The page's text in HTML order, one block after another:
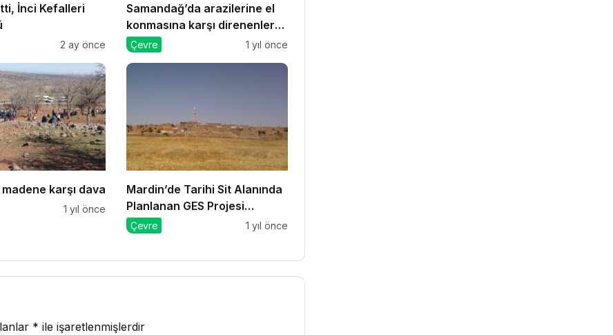
İnci Kefalleri
2 ay önce
Samandağ’da arazilerine el
konmasına karşı direnenlere
jandarma müdahale etti
Çevre 1 yıl önce
madene karşı dava
1 yıl önce
Mardin’de Tarihi Sit Alanında
Planlanan GES Projesi
Mahkeme Kararıyla
Çevre 1 yıl önce
* ile işaretlenmişlerdir